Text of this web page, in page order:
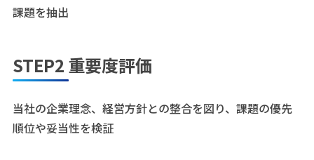
課題を抽出
STEP2 重要度評価
当社の企業理念、経営方針との整合を図り、課題の優先
順位や妥当性を検証